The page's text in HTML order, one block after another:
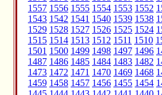
1557 1556 1555 1554 1553 1552
1543 1542 1541 1540 1539 1538
1529 1528 1527 1526 1525 1524
1515 1514 1513 1512 1511 1510
1501 1500 1499 1498 1497 1496
1487 1486 1485 1484 1483 1482
1473 1472 1471 1470 1469 1468
1459 1458 1457 1456 1455 1454